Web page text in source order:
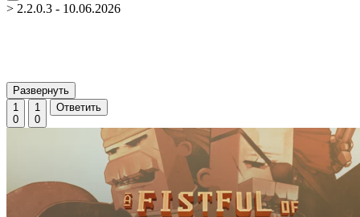
> 2.2.0.3 - 10.06.2026
Развернуть
1
0
1
0
Ответить